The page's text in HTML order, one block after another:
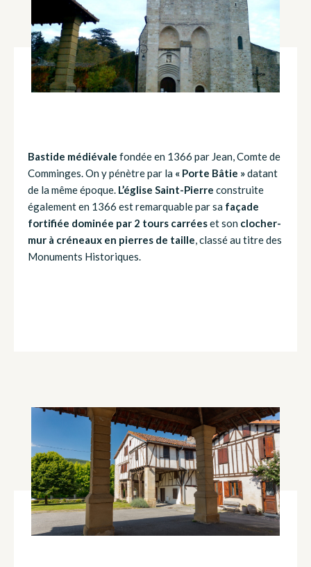
Bastide médiévale fondée en 1366 par Jean, Comte de
Comminges. On y pénètre par la « Porte Bâtie »datant
de la même époque. L’église Saint-Pierre construite
également en 1366 est remarquable par sa façade
fortifiée dominée par 2 tours carréeset son clocher-
mur à créneaux en pierres de taille, classé au titre des
Monuments Historiques.